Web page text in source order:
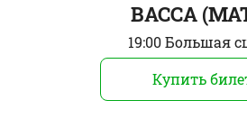
ВАССА
19:00 Большая
Купить